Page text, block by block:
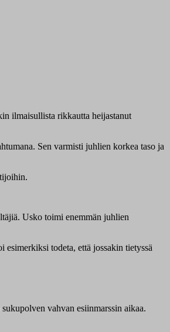
ilmaisullista rikkautta heijastanut
Sen varmisti juhlien korkea taso ja
Usko toimi enemmän juhlien
todeta, että jossakin tietyssä
vahvan esiinmarssin aikaa.